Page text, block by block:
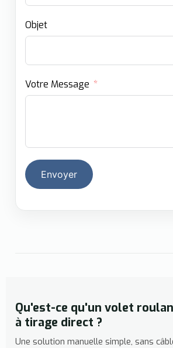
Objet
Votre Message
Envoyer
Qu'est-ce qu'un volet
à tirage direct ?
Une solution manuelle simple, sans